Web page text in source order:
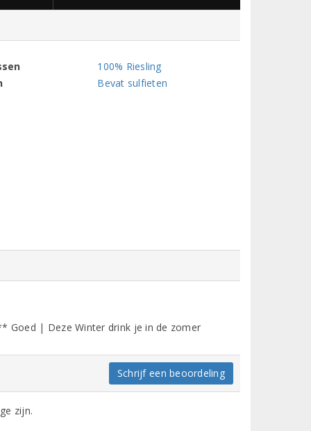
100% Riesling
Bevat sulfieten
Goed | Deze Winter drink je in de zomer
Schrijf een beoordeling
zijn.